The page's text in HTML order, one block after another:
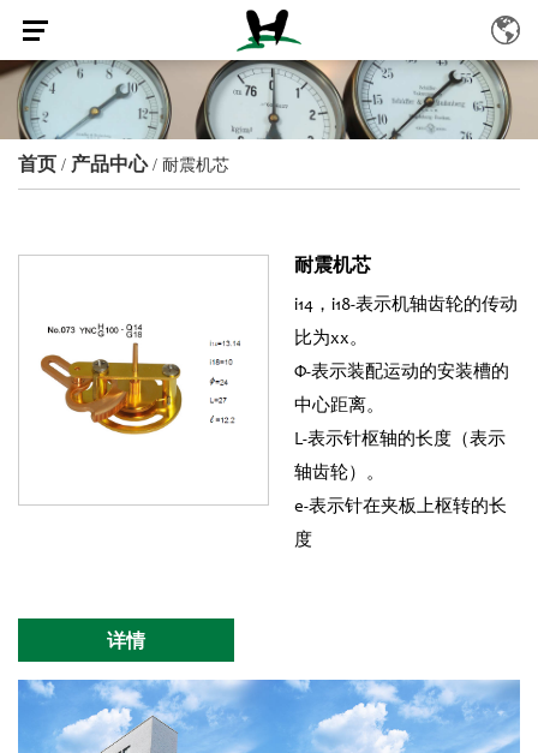
首页 / 产品中心/ 耐震机芯
耐震机芯
i14，i18-表示机轴齿轮的传动
比为xx。
Φ-表示装配运动的安装槽的
中心距离。
L-表示针枢轴的长度（表示
轴齿轮）。
e-表示针在夹板上枢转的长
度
详情